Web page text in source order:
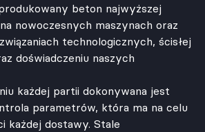
beton najwyższej
nowoczesnych maszynach oraz
technologicznych, ścisłej
doświadczeniu naszych
każdej partii dokonywana jest
parametrów, która ma na celu
każdej dostawy. Stale